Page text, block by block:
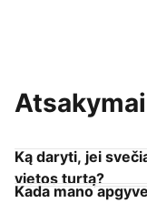
Ką daryti, jei
vietos turtą?
Kada mano